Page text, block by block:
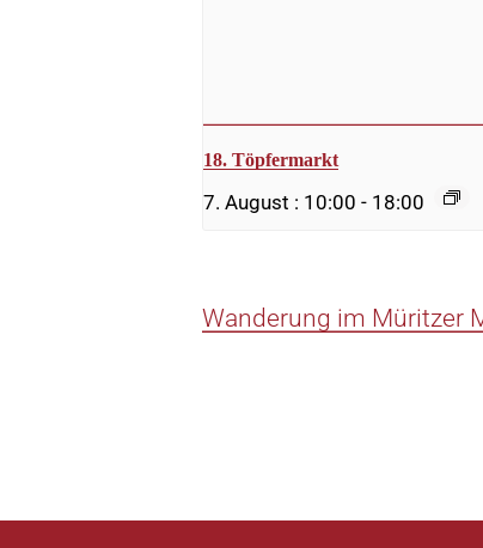
18. Töpfermarkt
7. August : 10:00 - 18:00
Wanderung im Müritzer